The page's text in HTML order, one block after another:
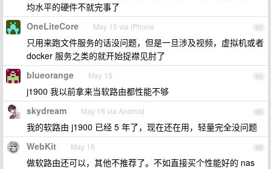
均水平的硬件不就完事了
63
OneLiteCore May 15 via iPhone
只用来跑文件服务的话没问题，但是一旦涉及视频，虚拟机或者
docker 服务之类的就开始捉襟见肘了
64
blueorange May 15
j1900 我以前拿来当软路由都性能不够
65
skydream May 16 via Android
我的软路由 j1900 已经 5 年了，现在还在用，轻量完全没问题
66
WebKit May 16
做软路由还可以，其他不推荐了。不如直接买个性能好的 nas